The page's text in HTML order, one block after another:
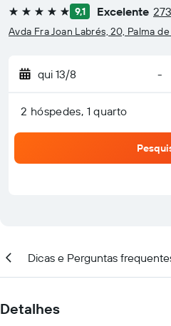
5 estrelas 9,1 Excelente
Avda Fra Joan Labrés, 20, Palma
qui 13/8 -
2 hóspedes, 1 quarto
Dicas e Perguntas
Detalhes